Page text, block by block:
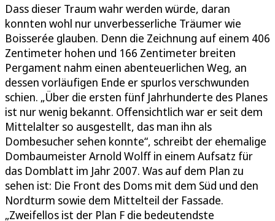
Dass dieser Traum wahr werden würde, daran
konnten wohl nur unverbesserliche Träumer wie
Boisserée glauben. Denn die Zeichnung auf einem 406
Zentimeter hohen und 166 Zentimeter breiten
Pergament nahm einen abenteuerlichen Weg, an
dessen vorläufigen Ende er spurlos verschwunden
schien. „Über die ersten fünf Jahrhunderte des Planes
ist nur wenig bekannt. Offensichtlich war er seit dem
Mittelalter so ausgestellt, das man ihn als
Dombesucher sehen konnte“, schreibt der ehemalige
Dombaumeister Arnold Wolff in einem Aufsatz für
das Domblatt im Jahr 2007. Was auf dem Plan zu
sehen ist: Die Front des Doms mit dem Süd und den
Nordturm sowie dem Mittelteil der Fassade.
„Zweifellos ist der Plan F die bedeutendste